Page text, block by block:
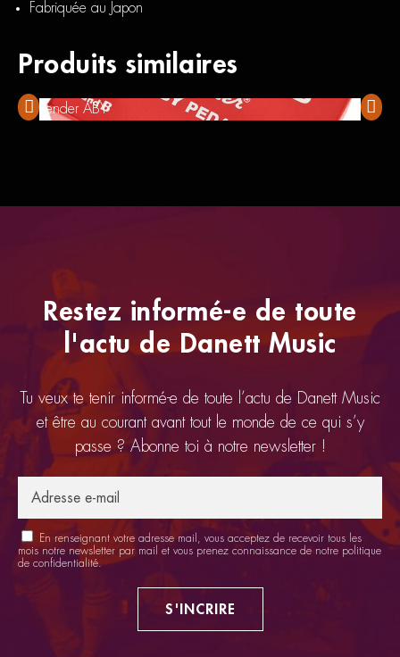
Fabriquée au Japon
Produits similaires
Fender ABY Tone
Restez informé-e de toute
l'actu de Danett Music
Tu veux te tenir informé-e de toute l’actu de Danett Music
et être au courant avant tout le monde de ce qui s’y
passe ? Abonne toi à notre newsletter !
En renseignant votre adresse mail, vous acceptez de recevoir tous les
mois notre newsletter par mail et vous prenez connaissance de notre politique
de confidentialité.
S'INCRIRE